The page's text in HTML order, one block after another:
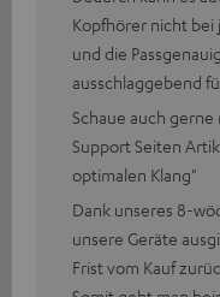
Kopfhörer nicht bei
und die
ausschlaggebend
Schaue auch gerne
Support Seiten
optimalen Klang"
Dank unseres 8-
unsere Geräte
Frist vom Kauf